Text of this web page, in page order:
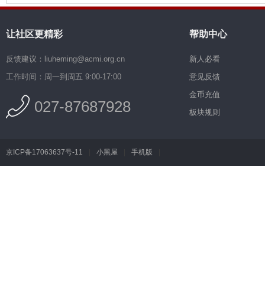
让社区更精彩
反馈建议：liuheming@acmi.org.cn
工作时间：周一到周五 9:00-17:00
027-87687928
帮助中心
新人必看
意见反馈
金币充值
板块规则
京ICP备17063637号-11 小黑屋 手机版